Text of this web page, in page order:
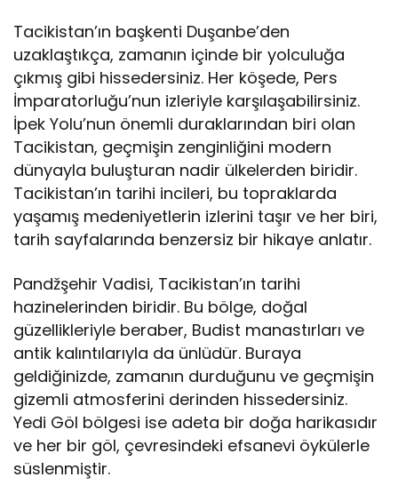
Tacikistan’ın başkenti Duşanbe’den
uzaklaştıkça, zamanın içinde bir yolculuğa
çıkmış gibi hissedersiniz. Her köşede, Pers
İmparatorluğu’nun izleriyle karşılaşabilirsiniz.
İpek Yolu’nun önemli duraklarından biri olan
Tacikistan, geçmişin zenginliğini modern
dünyayla buluşturan nadir ülkelerden biridir.
Tacikistan’ın tarihi incileri, bu topraklarda
yaşamış medeniyetlerin izlerini taşır ve her biri,
tarih sayfalarında benzersiz bir hikaye anlatır.
Pandžşehir Vadisi, Tacikistan’ın tarihi
hazinelerinden biridir. Bu bölge, doğal
güzellikleriyle beraber, Budist manastırları ve
antik kalıntılarıyla da ünlüdür. Buraya
geldiğinizde, zamanın durduğunu ve geçmişin
gizemli atmosferini derinden hissedersiniz.
Yedi Göl bölgesi ise adeta bir doğa harikasıdır
ve her bir göl, çevresindeki efsanevi öykülerle
süslenmiştir.